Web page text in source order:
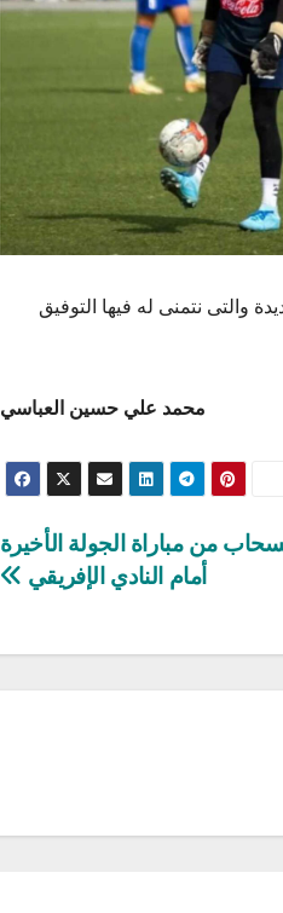
والتى نتمنى له فيها التوفيق
محمد علي حسين العباسي
من مباراة الجولة الأخيرة
أمام النادي الإفريقي